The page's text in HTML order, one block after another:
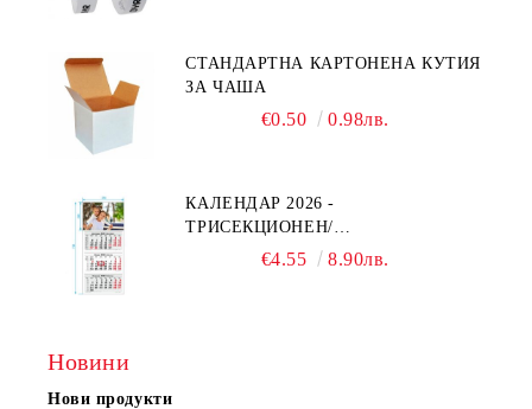
СТАНДАРТНА КАРТОНЕНА КУТИЯ
ЗА ЧАША
€0.50 0.98лв.
КАЛЕНДАР 2026 -
ТРИСЕКЦИОНЕН/
ЕДНОСЕКЦИОНЕН
€4.55 8.90лв.
Новини
Нови продукти